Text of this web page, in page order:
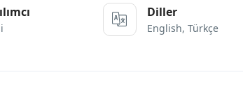
Diller
English, Türkçe